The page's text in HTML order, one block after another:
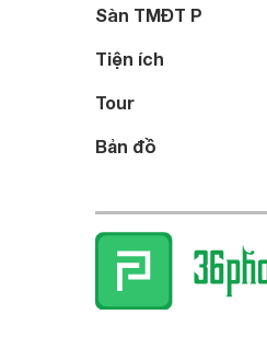
Sàn TMĐT P
Tiện ích
Tour
Bản đồ